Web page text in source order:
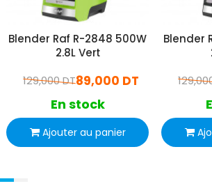
Blender Raf R-2848 500W
2.8L Vert
89,000 DT
129,000 DT
En stock
Ajouter au panier
Blender